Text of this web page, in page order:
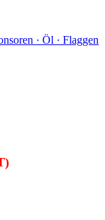
· Öl · Flaggen